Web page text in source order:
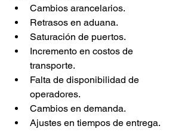
Cambios arancelarios.
Retrasos en aduana.
Saturación de puertos.
Incremento en costos de
transporte.
Falta de disponibilidad de
operadores.
Cambios en demanda.
Ajustes en tiempos de entrega.